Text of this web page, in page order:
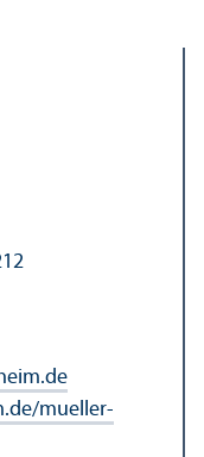
mueller-